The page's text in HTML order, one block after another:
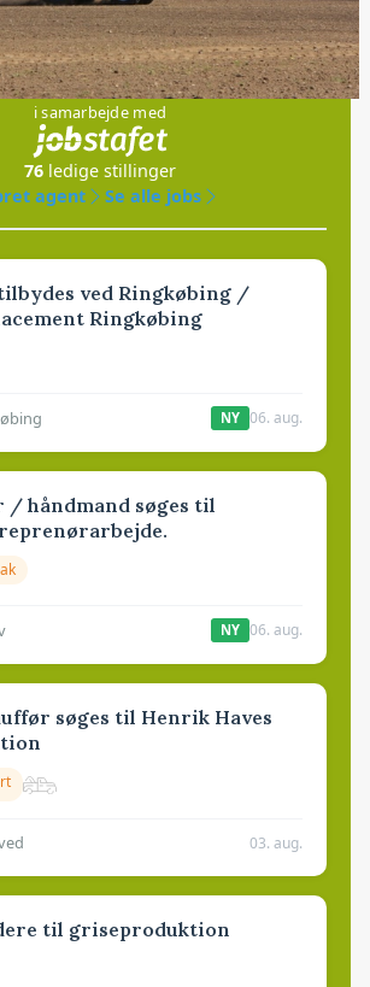
Jobs
i samarbejde med
76 ledige stillinger
agent
Se alle jobs
ved Ringkøbing /
Ringkøbing
NY 06. aug.
/ håndmand søges til
NY 06. aug.
søges til Henrik Haves
03. aug.
til griseproduktion